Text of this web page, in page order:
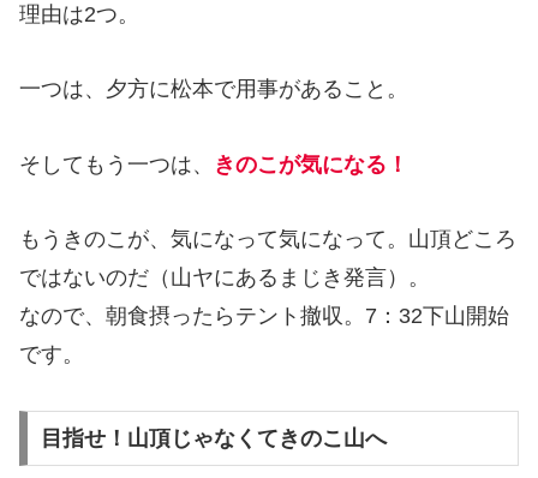
理由は2つ。
一つは、夕方に松本で用事があること。
そしてもう一つは、 きのこが気になる！
もうきのこが、気になって気になって。山頂どころ
ではないのだ（山ヤにあるまじき発言）。
なので、朝食摂ったらテント撤収。7：32下山開始
です。
目指せ！山頂じゃなくてきのこ山へ